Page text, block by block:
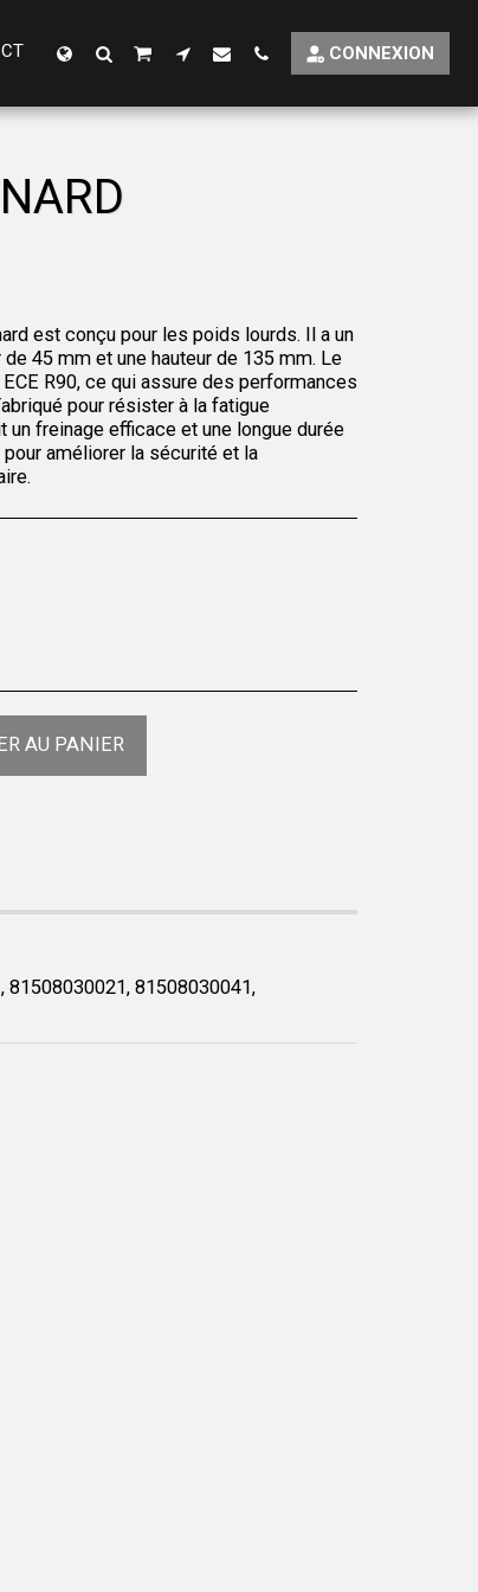
CONNEXION
est conçu pour les poids lourds. Il a un
45 mm et une hauteur de 135 mm. Le
R90, ce qui assure des performances
pour résister à la fatigue
un freinage efficace et une longue durée
améliorer la sécurité et la
AU PANIER
81508030021, 81508030041,